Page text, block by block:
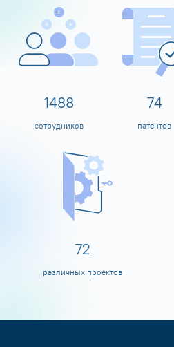
1599
сотрудников
80
патентов
80
различных проектов